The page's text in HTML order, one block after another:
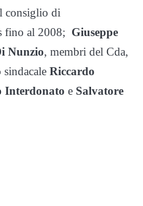
consiglio di
fino al 2008; Giuseppe
Nunzio, membri del Cda,
Riccardo
Interdonato e Salvatore